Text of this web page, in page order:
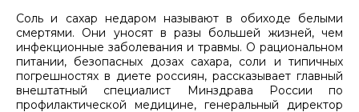
Соль и сахар недаром называют в обиходе белыми
смертями. Они уносят в разы большей жизней, чем
инфекционные заболевания и травмы. О рациональном
питании, безопасных дозах сахара, соли и типичных
погрешностях в диете россиян, рассказывает главный
внештатный специалист Минздрава России по
профилактической медицине, генеральный директор